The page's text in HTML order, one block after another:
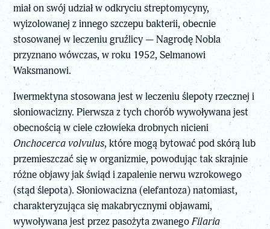
miał on swój udział w odkryciu streptomycyny,
wyizolowanej z innego szczepu bakterii, obecnie
stosowanej w leczeniu gruźlicy — Nagrodę Nobla
przyznano wówczas, w roku 1952, Selmanowi
Waksmanowi.
Iwermektyna stosowana jest w leczeniu ślepoty rzecznej i
słoniowacizny. Pierwsza z tych chorób wywoływana jest
obecnością w ciele człowieka drobnych nicieni
Onchocerca volvulus, które mogą bytować pod skórą lub
przemieszczać się w organizmie, powodując tak skrajnie
różne objawy jak świąd i zapalenie nerwu wzrokowego
(stąd ślepota). Słoniowacizna (elefantoza) natomiast,
charakteryzująca się makabrycznymi objawami,
wywoływana jest przez pasożyta zwanegoFilaria